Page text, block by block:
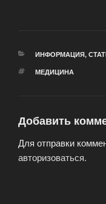
РУБРИКИ
ИНФОРМАЦИЯ,
МЕТКИ
МЕДИЦИНА
Добавить
Для отправки
авторизоваться.